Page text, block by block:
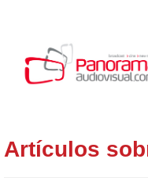
Artículos